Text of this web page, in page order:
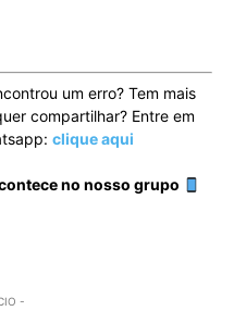
um erro? Tem mais
compartilhar? Entre em
clique aqui
no nosso grupo
-